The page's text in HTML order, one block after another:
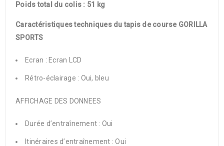
Poids total du colis : 51 kg
Caractéristiques techniques du tapis de course GORILLA
SPORTS
Ecran : Ecran LCD
Rétro-éclairage : Oui, bleu
AFFICHAGE DES DONNEES
Durée d’entraînement : Oui
Itinéraires d’entraînement : Oui